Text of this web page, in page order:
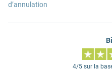
d’annulation
4/5 sur la